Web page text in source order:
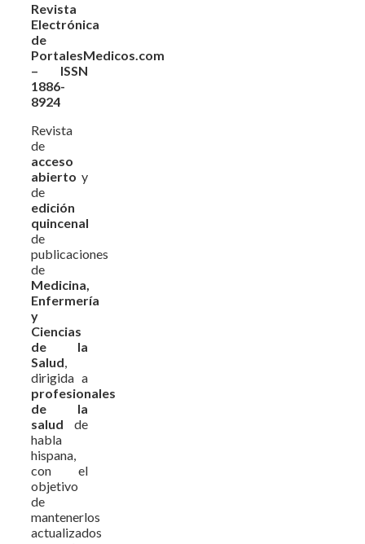
Revista
Electrónica
de
PortalesMedicos.com
– ISSN
1886-
8924
Revista
de
acceso
abierto y
de
edición
quincenal
de
publicaciones
de
Medicina,
Enfermería
y
Ciencias
de la
Salud,
dirigida a
profesionales
de la
salud de
habla
hispana,
con el
objetivo
de
mantenerlos
actualizados